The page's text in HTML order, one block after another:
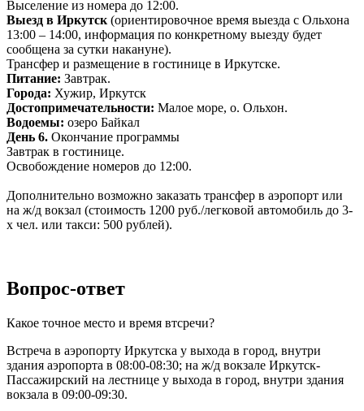
Выселение из номера до 12:00.
Выезд в Иркутск (ориентировочное время выезда с Ольхона
13:00 – 14:00, информация по конкретному выезду будет
сообщена за сутки накануне).
Трансфер и размещение в гостинице в Иркутске.
Питание: Завтрак.
Города: Хужир, Иркутск
Достопримечательности: Малое море, о. Ольхон.
Водоемы: озеро Байкал
День 6. Окончание программы
Завтрак в гостинице.
Освобождение номеров до 12:00.
Дополнительно возможно заказать трансфер в аэропорт или
на ж/д вокзал (стоимость 1200 руб./легковой автомобиль до 3-
х чел. или такси: 500 рублей).
Вопрос-ответ
Какое точное место и время втсречи?
Встреча в аэропорту Иркутска у выхода в город, внутри
здания аэропорта в 08:00-08:30; на ж/д вокзале Иркутск-
Пассажирский на лестнице у выхода в город, внутри здания
вокзала в 09:00-09:30.